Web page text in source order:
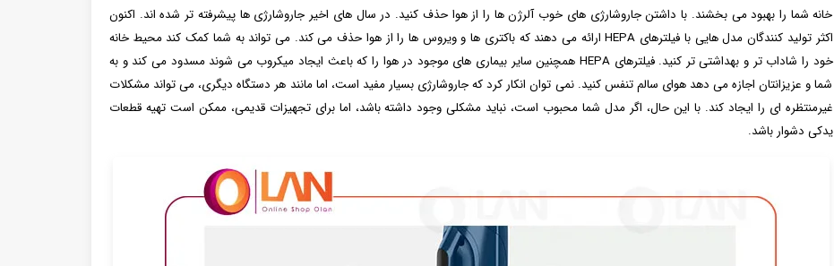
خانه شما را بهبود می بخشند. با داشتن جاروشارژی های خوب آلرژن ها را از هوا حذف کنید. در سال های اخیر جاروشارژی ها پیشرفته تر شده اند. اکنون
اکثر تولید کنندگان مدل هایی با فیلترهای HEPA ارائه می دهند که باکتری ها و ویروس ها را از هوا حذف می کند. می تواند به شما کمک کند محیط خانه
خود را شاداب تر و بهداشتی تر کنید. فیلترهای HEPA همچنین سایر بیماری های موجود در هوا را که باعث ایجاد میکروب می شوند مسدود می کند و به
شما و عزیزانتان اجازه می دهد هوای سالم تنفس کنید. نمی توان انکار کرد که جاروشارژی بسیار مفید است، اما مانند هر دستگاه دیگری، می تواند مشکلات
غیرمنتظره ای را ایجاد کند. با این حال، اگر مدل شما محبوب است، نباید مشکلی وجود داشته باشد، اما برای تجهیزات قدیمی، ممکن است تهیه قطعات
یدکی دشوار باشد.